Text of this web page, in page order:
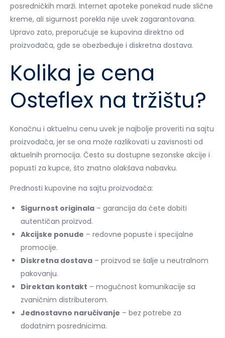
posredničkih marži. Internet apoteke ponekad nude slične
kreme, ali sigurnost porekla nije uvek zagarantovana.
Upravo zato, preporučuje se kupovina direktno od
proizvođača, gde se obezbeđuje i diskretna dostava.
Kolika je cena
Osteflex na tržištu?
Konačnu i aktuelnu cenu uvek je najbolje proveriti na sajtu
proizvođača, jer se ona može razlikovati u zavisnosti od
aktuelnih promocija. Često su dostupne sezonske akcije i
popusti za kupce, što znatno olakšava nabavku.
Prednosti kupovine na sajtu proizvođača:
Sigurnost originala – garancija da ćete dobiti
autentičan proizvod.
Akcijske ponude – redovne popuste i specijalne
promocije.
Diskretna dostava – proizvod se šalje u neutralnom
pakovanju.
Direktan kontakt – mogućnost komunikacije sa
zvaničnim distributerom.
Jednostavno naručivanje – bez potrebe za
dodatnim posrednicima.